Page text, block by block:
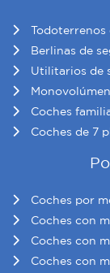
Todoterrenos
Berlinas de
Utilitarios de
Coches
Coches de 7
Coches por
Coches con
Coches con
Coches con